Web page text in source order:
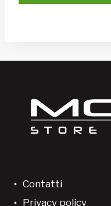
Contatti
Privacy policy